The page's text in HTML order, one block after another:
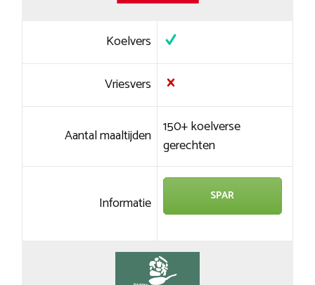
Koelvers
Vriesvers
Aantal maaltijden 150+ koelverse
gerechten
Informatie SPAR